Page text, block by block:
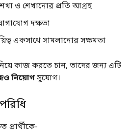
ও শেখানোর প্রতি আগ্রহ
দক্ষতা
একসাথে সামলানোর সক্ষমতা
কাজ করতে চান, তাদের জন্য এটি
নিয়োগসুযোগ।
প্রার্থীকে-